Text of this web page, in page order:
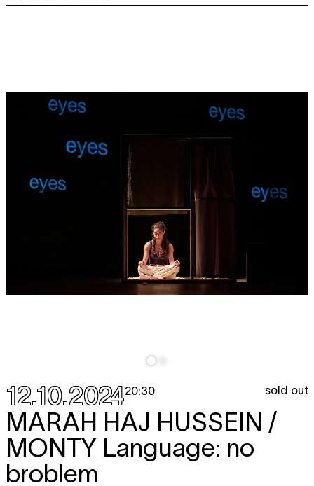
12.10.202420:30 sold out
MARAH HAJ HUSSEIN /
MONTY Language: no
broblem